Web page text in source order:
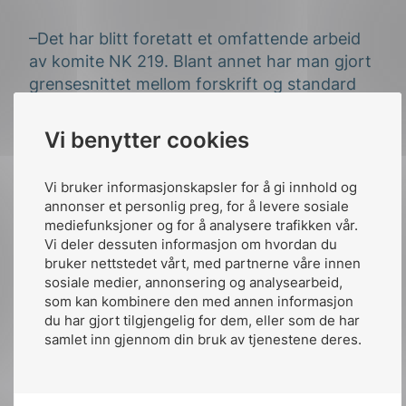
Vi benytter cookies
Vi bruker informasjonskapsler for å gi innhold og
annonser et personlig preg, for å levere sosiale
mediefunksjoner og for å analysere trafikken vår.
Vi deler dessuten informasjon om hvordan du
bruker nettstedet vårt, med partnerne våre innen
sosiale medier, annonsering og analysearbeid,
som kan kombinere den med annen informasjon
du har gjort tilgjengelig for dem, eller som de har
samlet inn gjennom din bruk av tjenestene deres.
–Det har blitt foretatt et omfattende arbeid
av komite NK 219. Blant annet har man gjort
grensesnittet mellom forskrift og standard
tilpasset DSBs forskrift om elektroforetak og
kvalifikasjonskravene for arbeid knyttet til
minst har man arbeidet for at kravene skal
være mer tilgjengelig og normserien enklere
å lese og finne frem i, forteller Espen Masvik,
fagsjef lavspent i NEK.
NEK 405 Elkontroll på høring